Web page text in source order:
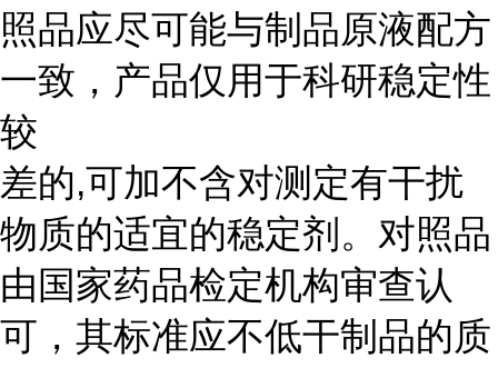
照品应尽可能与制品原液配方
一致，产品仅用于科研稳定性
较
差的,可加不含对测定有干扰
物质的适宜的稳定剂。对照品
由国家药品检定机构审查认
可，其标准应不低干制品的质